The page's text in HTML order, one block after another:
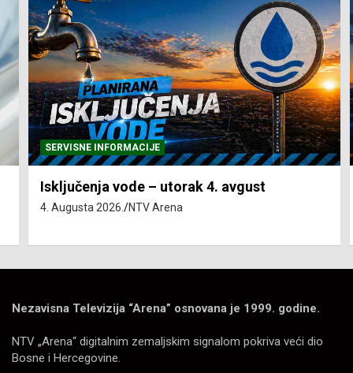
SERVISNE INFORMACIJE
Isključenja vode – utorak 4. avgust
4. Augusta 2026. NTV Arena
Nezavisna Televizija “Arena” osnovana je 1999. godine.
NTV „Arena“ digitalnim zemaljskim signalom pokriva veći dio
Bosne i Hercegovine.